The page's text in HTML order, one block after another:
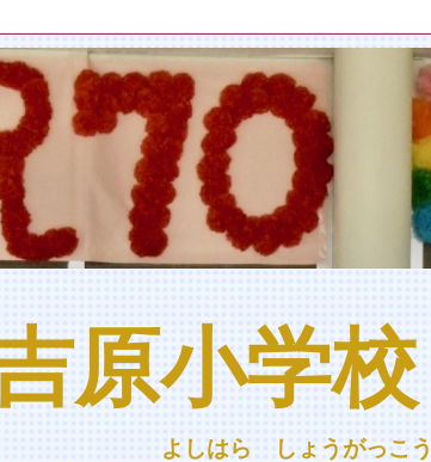
原小学校
はら しょうがっこう